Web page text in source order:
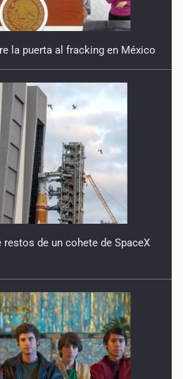
la puerta al fracking en México
de un cohete de SpaceX